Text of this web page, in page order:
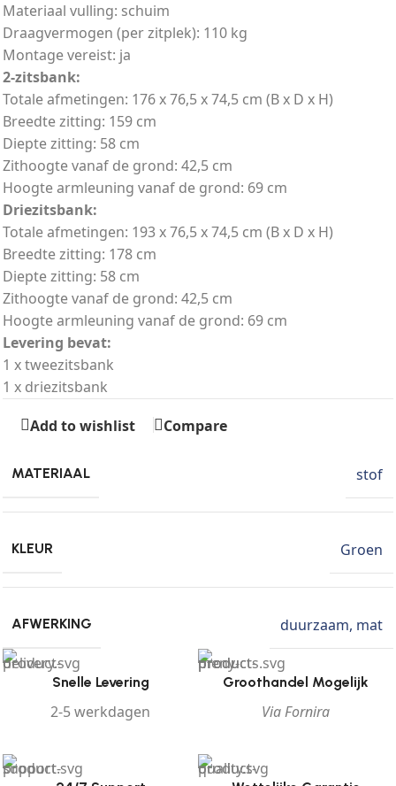
Materiaal vulling: schuim
Draagvermogen (per zitplek): 110 kg
Montage vereist: ja
2-zitsbank:
Totale afmetingen: 176 x 76,5 x 74,5 cm (B x D x H)
Breedte zitting: 159 cm
Diepte zitting: 58 cm
Zithoogte vanaf de grond: 42,5 cm
Hoogte armleuning vanaf de grond: 69 cm
Driezitsbank:
Totale afmetingen: 193 x 76,5 x 74,5 cm (B x D x H)
Breedte zitting: 178 cm
Diepte zitting: 58 cm
Zithoogte vanaf de grond: 42,5 cm
Hoogte armleuning vanaf de grond: 69 cm
Levering bevat:
1 x tweezitsbank
1 x driezitsbank
Add to wishlist
Compare
MATERIAAL stof
KLEUR Groen
AFWERKING duurzaam, mat
Snelle Levering
2-5 werkdagen
Groothandel Mogelijk
Via Fornira